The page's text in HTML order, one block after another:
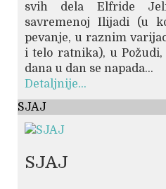
svih dela Elfride
savremenoj Ilijadi (u
pevanje, u raznim
i telo ratnika), u Požudi,
dana u dan se napada...
Detaljnije...
SJAJ
SJAJ